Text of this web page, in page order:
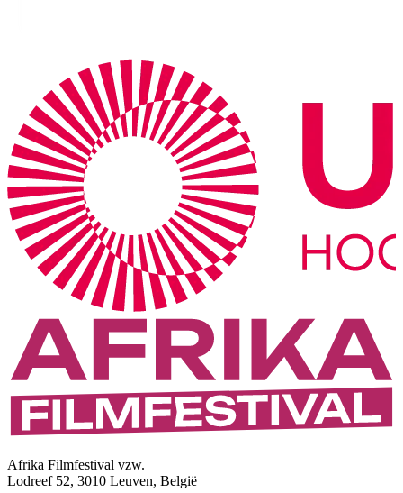
Afrika Filmfestival vzw.
Lodreef 52, 3010 Leuven, België